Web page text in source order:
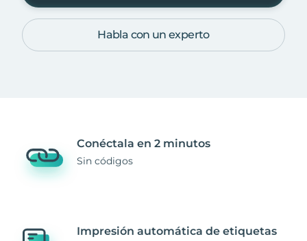
Habla con un experto
Conéctala en 2 minutos
Sin códigos
Impresión automática de etiquetas